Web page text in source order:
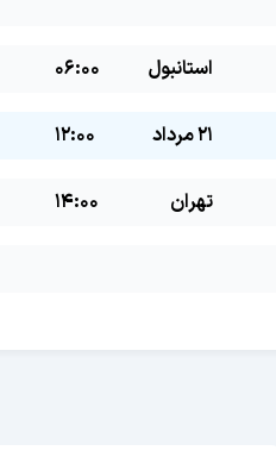
استانبول 06:00
21 مرداد 12:00
تهران 14:00